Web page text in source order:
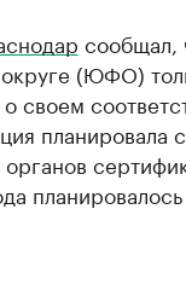
сообщал,
(ЮФО)
своем
планировала